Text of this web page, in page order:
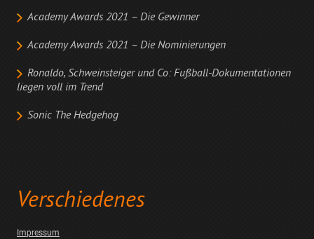
Academy Awards 2021 – Die Gewinner
Academy Awards 2021 – Die Nominierungen
Ronaldo, Schweinsteiger und Co: Fußball-Dokumentationen
liegen voll im Trend
Sonic The Hedgehog
Verschiedenes
Impressum